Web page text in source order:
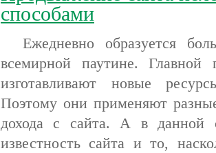
способами
Ежедневно образуется
всемирной паутине. Главной
изготавливают новые
Поэтому они применяют
дохода с сайта. А в данной
известность сайта и то,